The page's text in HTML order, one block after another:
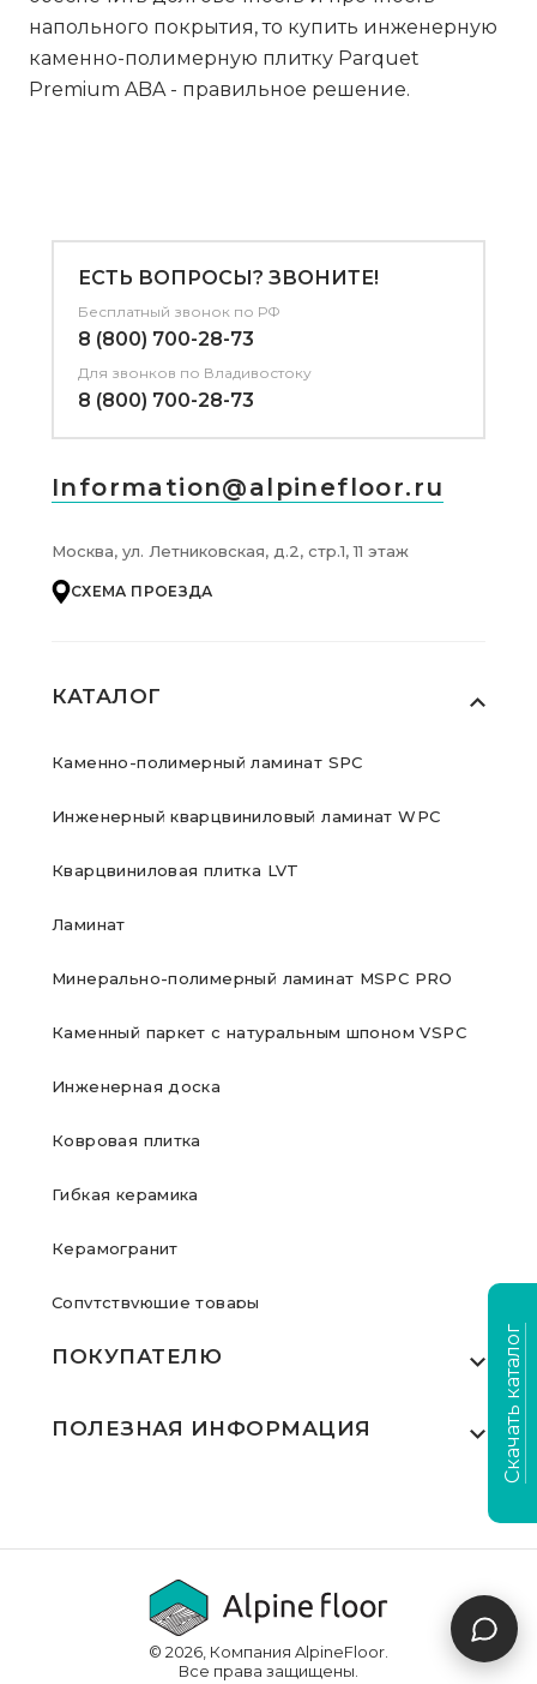
напольного покрытия, то купить инженерную
каменно-полимерную плитку Parquet
Premium ABA - правильное решение.
КАТАЛОГ
Каменно-полимерный ламинат SPC
Инженерный кварцвиниловый ламинат WPC
Кварцвиниловая плитка LVT
Ламинат
Минерально-полимерный ламинат MSPC PRO
Каменный паркет с натуральным шпоном VSPC
Инженерная доска
Ковровая плитка
Гибкая керамика
Керамогранит
Сопутствующие товары
ПОКУПАТЕЛЮ
Где купить
Выполненные проекты
Доставка и оплата
ПОЛЕЗНАЯ ИНФОРМАЦИЯ
Видеообзоры
Для дилеров
Инструкции по укладке
ЕСТЬ ВОПРОСЫ? ЗВОНИТЕ!
Бесплатный звонок по РФ
8 (800) 700-28-73
Для звонков по Владивостоку
8 (800) 700-28-73
Information@alpinefloor.ru
Москва, ул. Летниковская, д.2, стр.1, 11 этаж
СХЕМА ПРОЕЗДА
© 2026, Компания AlpineFloor.
Все права защищены.
Скачать каталог